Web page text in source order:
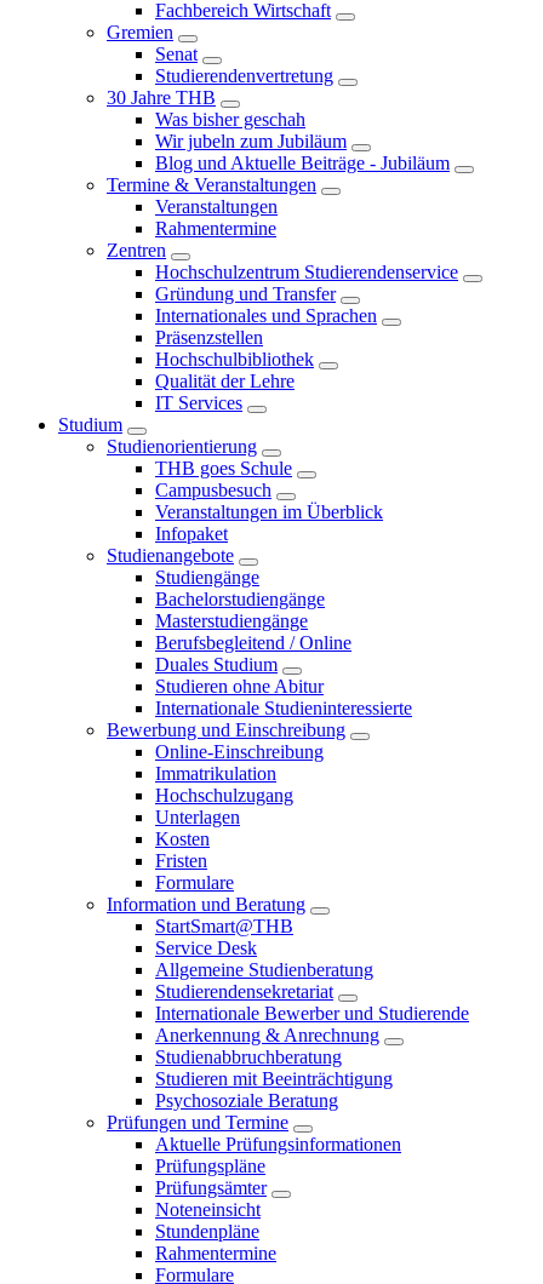
Fachbereich Wirtschaft
Gremien
Senat
Studierendenvertretung
30 Jahre THB
Was bisher geschah
Wir jubeln zum Jubiläum
Blog und Aktuelle Beiträge - Jubiläum
Termine & Veranstaltungen
Veranstaltungen
Rahmentermine
Zentren
Hochschulzentrum Studierendenservice
Gründung und Transfer
Internationales und Sprachen
Präsenzstellen
Hochschulbibliothek
Qualität der Lehre
IT Services
Studium
Studienorientierung
THB goes Schule
Campusbesuch
Veranstaltungen im Überblick
Infopaket
Studienangebote
Studiengänge
Bachelorstudiengänge
Masterstudiengänge
Berufsbegleitend / Online
Duales Studium
Studieren ohne Abitur
Internationale Studieninteressierte
Bewerbung und Einschreibung
Online-Einschreibung
Immatrikulation
Hochschulzugang
Unterlagen
Kosten
Fristen
Formulare
Information und Beratung
StartSmart@THB
Service Desk
Allgemeine Studienberatung
Studierendensekretariat
Internationale Bewerber und Studierende
Anerkennung & Anrechnung
Studienabbruchberatung
Studieren mit Beeinträchtigung
Psychosoziale Beratung
Prüfungen und Termine
Aktuelle Prüfungsinformationen
Prüfungspläne
Prüfungsämter
Noteneinsicht
Stundenpläne
Rahmentermine
Formulare